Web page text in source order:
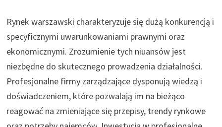
Rynek warszawski charakteryzuje się dużą konkurencją i
specyficznymi uwarunkowaniami prawnymi oraz
ekonomicznymi. Zrozumienie tych niuansów jest
niezbędne do skutecznego prowadzenia działalności.
Profesjonalne firmy zarządzające dysponują wiedzą i
doświadczeniem, które pozwalają im na bieżąco
reagować na zmieniające się przepisy, trendy rynkowe